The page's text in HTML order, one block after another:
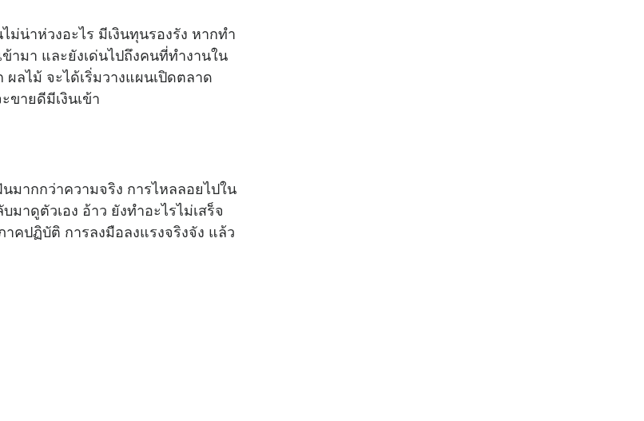
ม่น่าห่วงอะไร มีเงินทุนรองรัง หากทำ
มา และยังเด่นไปถึงคนที่ทำงานใน
ลไม้ จะได้เริ่มวางแผนเปิดตลาด
ายดีมีเงินเข้า
มากกว่าความจริง การไหลลอยไปใน
าดูตัวเอง อ้าว ยังทำอะไรไม่เสร็จ
คปฏิบัติ การลงมือลงแรงจริงจัง แล้ว